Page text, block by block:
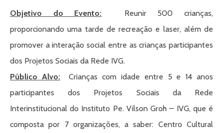
Objetivo do Evento:
Reunir 500 crianças,
proporcionando uma tarde de recreação e laser, além de
promover a interação social entre as crianças participantes
dos Projetos Sociais da Rede IVG.
Público Alvo: Crianças com idade entre 5 e 14 anos
participantes dos Projetos Sociais da Rede
Interinstitucional do Instituto Pe. Vilson Groh – IVG, que é
composta por 7 organizações, a saber: Centro Cultural